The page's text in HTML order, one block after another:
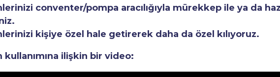
conventer/pompa aracılığıyla mürekkep ile ya da
kişiye özel hale getirerek daha da özel kılıyoruz.
kullanımına ilişkin bir video: